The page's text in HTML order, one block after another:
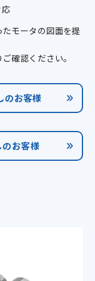
モータの図面を提
確認ください。
のお客様
お客様